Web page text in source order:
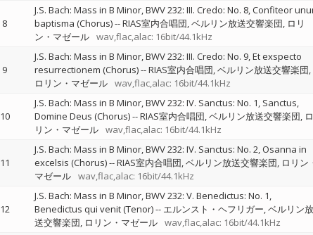
8
J.S. Bach: Mass in B Minor, BWV 232: III. Credo: No. 8, Confiteor
baptisma (Chorus)--RIAS室内合唱団 ベルリン放送交響楽団 ロリ
ン・マゼール wav,flac,alac: 16bit/44.1kHz
9
J.S. Bach: Mass in B Minor, BWV 232: III. Credo: No. 9, Et exspecto
resurrectionem (Chorus)--RIAS室内合唱団 ベルリン放送交響楽団
ロリン・マゼール wav,flac,alac: 16bit/44.1kHz
10
J.S. Bach: Mass in B Minor, BWV 232: IV. Sanctus: No. 1, Sanctus,
Domine Deus (Chorus)--RIAS室内合唱団 ベルリン放送交響楽団 ロ
リン・マゼール wav,flac,alac: 16bit/44.1kHz
11
J.S. Bach: Mass in B Minor, BWV 232: IV. Sanctus: No. 2, Osanna in
excelsis (Chorus)--RIAS室内合唱団 ベルリン放送交響楽団 ロリン
マゼール wav,flac,alac: 16bit/44.1kHz
12
J.S. Bach: Mass in B Minor, BWV 232: V. Benedictus: No. 1,
Benedictus qui venit (Tenor)-- エルンスト・ヘフリガー ベルリン放
送交響楽団 ロリン・マゼール wav,flac,alac: 16bit/44.1kHz